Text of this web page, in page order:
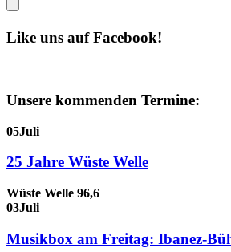
Like uns auf Facebook!
Unsere kommenden Termine:
05Juli
25 Jahre Wüste Welle
Wüste Welle 96,6
03Juli
Musikbox am Freitag: Ibanez-